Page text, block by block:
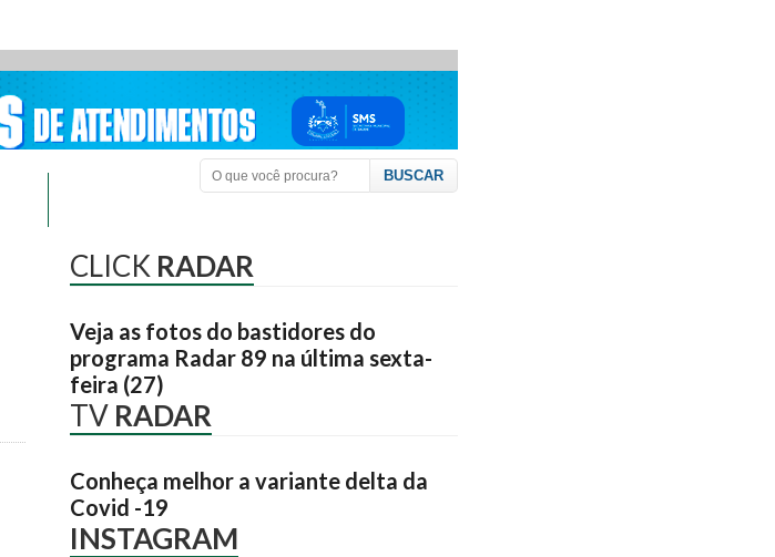
CLICK RADAR
Veja as fotos do bastidores do
programa Radar 89 na última sexta-
feira (27)
TV RADAR
Conheça melhor a variante delta da
Covid -19
INSTAGRAM